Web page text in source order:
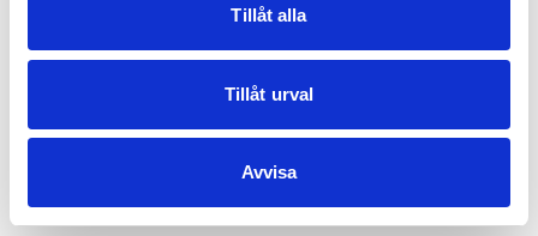
Tillåt alla
Tillåt urval
Avvisa